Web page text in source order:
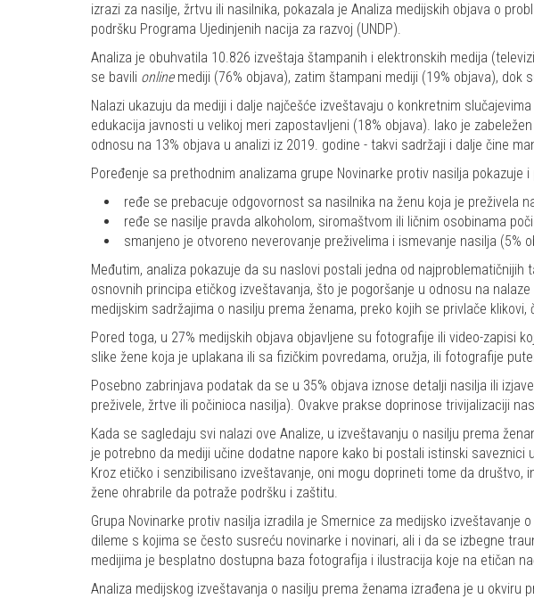
izrazi za nasilje, žrtvu ili nasilnika, pokazala je Analiza medijskih objava o
podršku Programa Ujedinjenih nacija za razvoj (UNDP).
Analiza je obuhvatila 10.826 izveštaja štampanih i elektronskih medija
se bavili onlinemediji (76% objava), zatim štampani mediji (19% objava),
Nalazi ukazuju da mediji i dalje najčešće izveštavaju o konkretnim
edukacija javnosti u velikoj meri zapostavljeni (18% objava). Iako je
odnosu na 13% objava u analizi iz 2019. godine - takvi sadržaji i dalje čine
Poređenje sa prethodnim analizama grupe Novinarke protiv nasilja pokazuje
ređe se prebacuje odgovornost sa nasilnika na ženu koja je preživela
ređe se nasilje pravda alkoholom, siromaštvom ili ličnim osobinama
smanjeno je otvoreno neverovanje preživelima i ismevanje nasilja (5%
Međutim, analiza pokazuje da su naslovi postali jedna od
osnovnih principa etičkog izveštavanja, što je pogoršanje u odnosu na
medijskim sadržajima o nasilju prema ženama, preko kojih se privlače
Pored toga, u 27% medijskih objava objavljene su fotografije ili video-zapisi
slike žene koja je uplakana ili sa fizičkim povredama, oružja, ili fotografije
Posebno zabrinjava podatak da se u 35% objava iznose detalji nasilja ili
preživele, žrtve ili počinioca nasilja). Ovakve prakse doprinose trivijalizaciji
Kada se sagledaju svi nalazi ove Analize, u izveštavanju o nasilju prema
je potrebno da mediji učine dodatne napore kako bi postali istinski
Kroz etičko i senzibilisano izveštavanje, oni mogu doprineti tome da
žene ohrabrile da potraže podršku i zaštitu.
Grupa Novinarke protiv nasilja izradila je Smernice za medijsko
dileme s kojima se često susreću novinarke i novinari, ali i da se izbegne
medijima je besplatno dostupna baza fotografija i ilustracija koje na etičan
Analiza medijskog izveštavanja o nasilju prema ženama izrađena je u okviru